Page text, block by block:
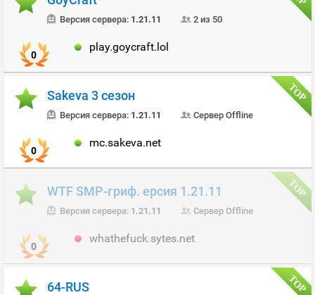
Версия сервера: 1.21.11 2 из 50
0
play.goycraft.lol
Sakeva 3 сезон
Версия сервера: 1.21.11 Сервер Offline
0
mc.sakeva.net
WTF SMP-гриф. ерсия 1.21.11
Версия сервера: 1.21.11 Сервер Offline
0
whathefuck.sytes.net
64-RUS